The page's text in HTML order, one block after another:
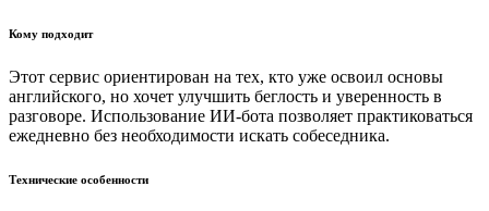
Кому подходит
Этот сервис ориентирован на тех, кто уже освоил основы
английского, но хочет улучшить беглость и уверенность в
разговоре. Использование ИИ-бота позволяет практиковаться
ежедневно без необходимости искать собеседника.
Технические особенности